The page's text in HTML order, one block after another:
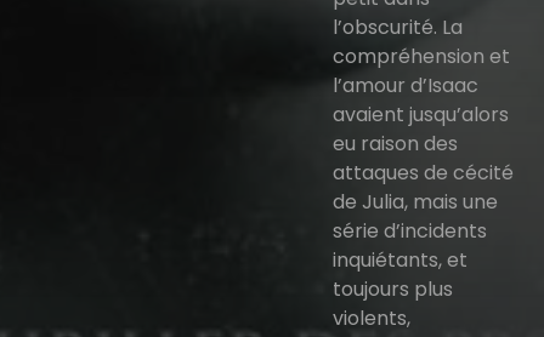
l’obscurité. La
compréhension et
l’amour d’Isaac
avaient jusqu’alors
eu raison des
attaques de cécité
de Julia, mais une
série d’incidents
inquiétants, et
toujours plus
violents,